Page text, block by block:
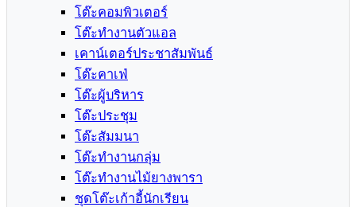
โต๊ะคอมพิวเตอร์
โต๊ะทำงานตัวแอล
เคาน์เตอร์ประชาสัมพันธ์
โต๊ะคาเฟ่
โต๊ะผู้บริหาร
โต๊ะประชุม
โต๊ะสัมมนา
โต๊ะทำงานกลุ่ม
โต๊ะทำงานไม้ยางพารา
ชุดโต๊ะเก้าอี้นักเรียน